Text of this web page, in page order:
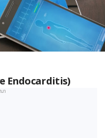
Endocarditis)
า